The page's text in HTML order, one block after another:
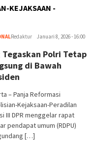
KEJAKSAAN -
Redaktur
Januari 8, 2026 - 16:00
Tegaskan Polri Tetap
di Bawah
– Panja Reformasi
Kejaksaan-Peradilan
III DPR menggelar rapat
pendapat umum (RDPU)
[…]